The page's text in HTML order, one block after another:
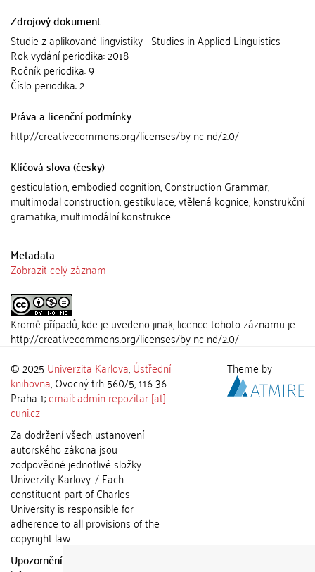
Zdrojový dokument
Studie z aplikované lingvistiky - Studies in Applied Linguistics
Rok vydání periodika: 2018
Ročník periodika: 9
Číslo periodika: 2
Práva a licenční podmínky
http://creativecommons.org/licenses/by-nc-nd/2.0/
Klíčová slova (česky)
gesticulation, embodied cognition, Construction Grammar,
multimodal construction, gestikulace, vtělená kognice, konstrukční
gramatika, multimodální konstrukce
Metadata
Zobrazit celý záznam
Kromě případů, kde je uvedeno jinak, licence tohoto záznamu je
http://creativecommons.org/licenses/by-nc-nd/2.0/
© 2025 Univerzita Karlova,Ústřední
knihovna, Ovocný trh 560/5, 116 36
Praha 1;email: admin-repozitar [at]
cuni.cz
Za dodržení všech ustanovení
autorského zákona jsou
zodpovědné jednotlivé složky
Univerzity Karlovy. / Each
constituent part of Charles
University is responsible for
adherence to all provisions of the
copyright law.
Upozornění / Notice:
Theme by